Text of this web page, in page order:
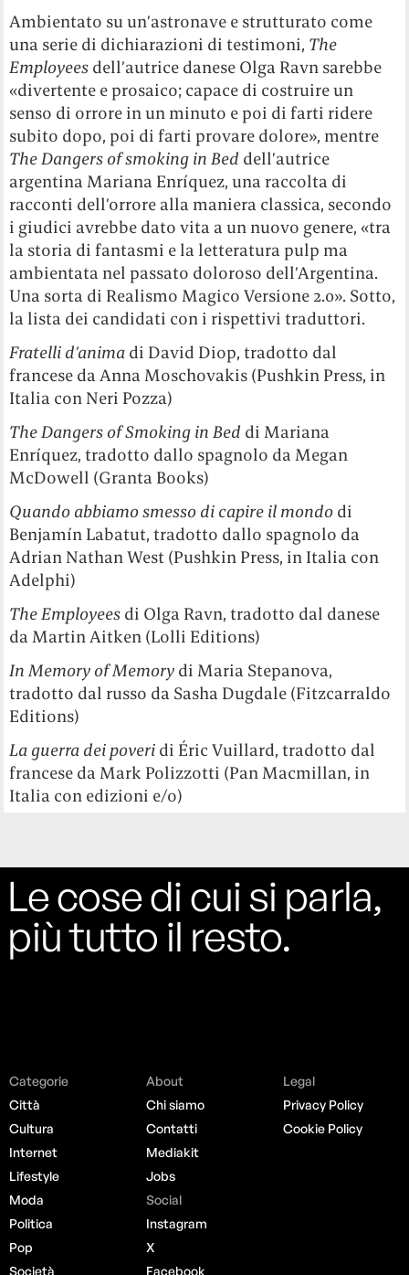
Ambientato su un’astronave e strutturato come
una serie di dichiarazioni di testimoni, The
Employees dell’autrice danese Olga Ravn sarebbe
«divertente e prosaico; capace di costruire un
senso di orrore in un minuto e poi di farti ridere
subito dopo, poi di farti provare dolore», mentre
The Dangers of smoking in Bed dell’autrice
argentina Mariana Enríquez, una raccolta di
racconti dell’orrore alla maniera classica, secondo
i giudici avrebbe dato vita a un nuovo genere, «tra
la storia di fantasmi e la letteratura pulp ma
ambientata nel passato doloroso dell’Argentina.
Una sorta di Realismo Magico Versione 2.0». Sotto,
la lista dei candidati con i rispettivi traduttori.
Fratelli d’anima di David Diop, tradotto dal
francese da Anna Moschovakis (Pushkin Press, in
Italia con Neri Pozza)
The Dangers of Smoking in Bed di Mariana
Enríquez, tradotto dallo spagnolo da Megan
McDowell (Granta Books)
Quando abbiamo smesso di capire il mondo di
Benjamín Labatut, tradotto dallo spagnolo da
Adrian Nathan West (Pushkin Press, in Italia con
Adelphi)
The Employees di Olga Ravn, tradotto dal danese
da Martin Aitken (Lolli Editions)
In Memory of Memory di Maria Stepanova,
tradotto dal russo da Sasha Dugdale (Fitzcarraldo
Editions)
La guerra dei poveri di Éric Vuillard, tradotto dal
francese da Mark Polizzotti (Pan Macmillan, in
Italia con edizioni e/o)
Le cose di cui si parla,
più tutto il resto.
Categorie
Città
Cultura
Internet
Lifestyle
Moda
Politica
Pop
Società
About
Chi siamo
Contatti
Mediakit
Jobs
Social
Instagram
X
Facebook
Legal
Privacy Policy
Cookie Policy